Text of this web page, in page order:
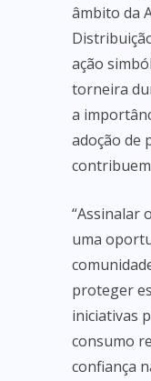
âmbito da
ação
torneira
a
adoção de
“Assinalar
uma
proteger
iniciativas
consumo
confiança